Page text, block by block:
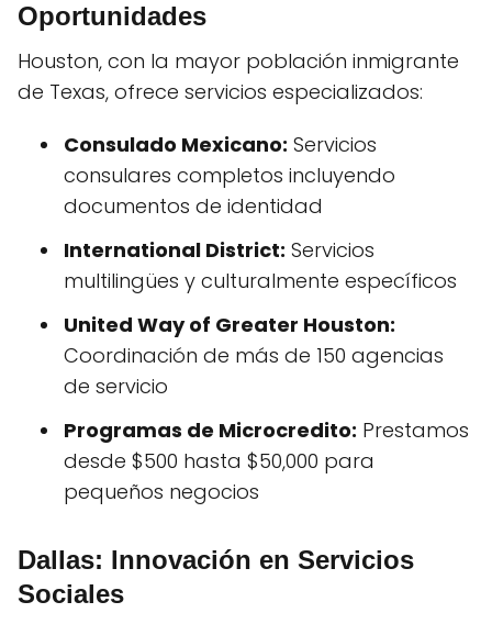
Oportunidades
Houston, con la mayor población inmigrante
de Texas, ofrece servicios especializados:
Consulado Mexicano: Servicios
consulares completos incluyendo
documentos de identidad
International District: Servicios
multilingües y culturalmente específicos
United Way of Greater Houston:
Coordinación de más de 150 agencias
de servicio
Programas de Microcredito: Prestamos
desde $500 hasta $50,000 para
pequeños negocios
Dallas: Innovación en Servicios
Sociales